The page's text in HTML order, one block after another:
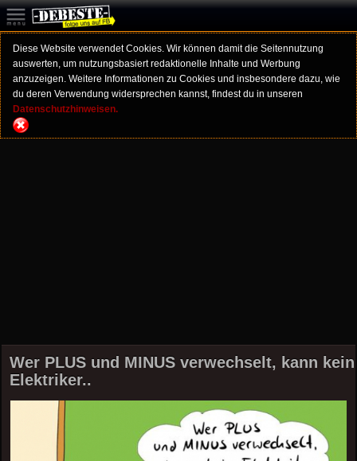
Diese Website verwendet Cookies. Wir können damit die Seitennutzung
auswerten, um nutzungsbasiert redaktionelle Inhalte und Werbung
anzuzeigen. Weitere Informationen zu Cookies und insbesondere dazu, wie
du deren Verwendung widersprechen kannst, findest du in unseren
Datenschutzhinweisen.
Wer PLUS und MINUS verwechselt, kann kein
Elektriker..